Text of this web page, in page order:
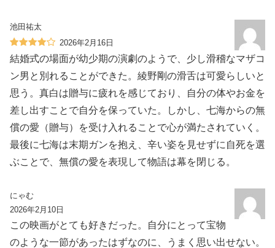
池田祐太
2026年2月16日
結婚式の場面が幼少期の演劇のようで、少し滑稽なマザコ
ン男と別れることができた。綾野剛の滑舌は可愛らしいと
思う。真白は贈与に疲れを感じており、自分の体やお金を
差し出すことで自分を保っていた。しかし、七海からの無
償の愛（贈与）を受け入れることで心が満たされていく。
最後に七海は末期ガンを抱え、辛い姿を見せずに自死を選
ぶことで、無償の愛を表現して物語は幕を閉じる。
にゃむ
2026年2月10日
この映画がとても好きだった。自分にとって宝物
のような一節があったはずなのに、うまく思い出せない。